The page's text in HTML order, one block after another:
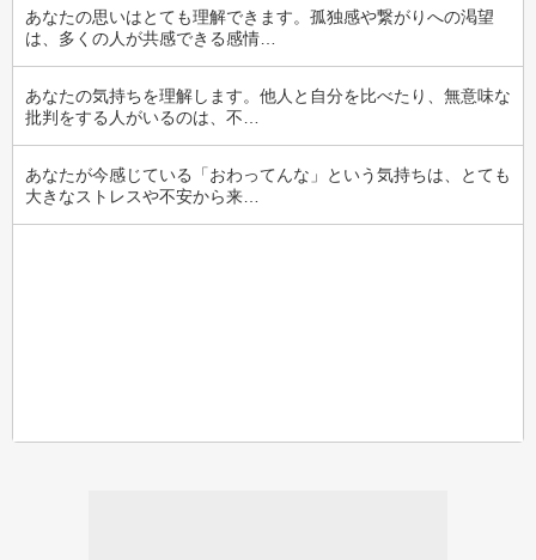
あなたの思いはとても理解できます。孤独感や繋がりへの渇望
は、多くの人が共感できる感情…
あなたの気持ちを理解します。他人と自分を比べたり、無意味な
批判をする人がいるのは、不…
あなたが今感じている「おわってんな」という気持ちは、とても
大きなストレスや不安から来…